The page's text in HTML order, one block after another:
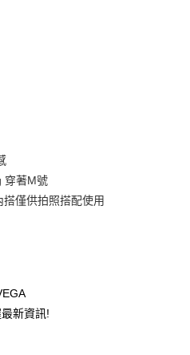
永豐商業銀行
星展（台灣）商業銀行
穿著M號
僅供拍照搭配使用
新資訊!